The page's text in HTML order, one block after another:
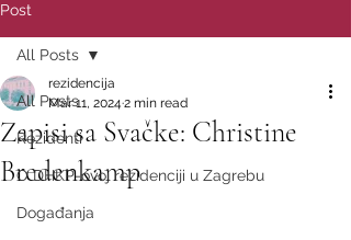
Post
All Posts
Rezidenti
O DHKP-ovoj rezidenciji u Zagrebu
Događanja
All Posts
Zapisi sa Svačke: Christine
Bredenkamp
rezidencija
Mar 11, 2024 2 min read